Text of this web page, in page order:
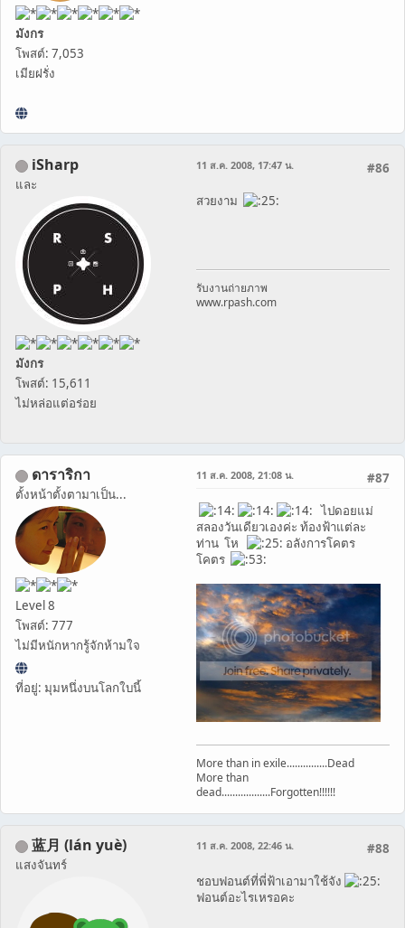
มังกร
โพสต์: 7,053
เมียฝรั่ง
iSharp
และ
มังกร
โพสต์: 15,611
ไม่หล่อแต่อร่อย
#86
11 ส.ค. 2008, 17:47 น.
สวยงาม
รับงานถ่ายภาพ
www.rpash.com
ดาราริกา
ตั้งหน้าตั้งตามาเป็น...
Level 8
โพสต์: 777
ไม่มีหนักหากรู้จักห้ามใจ
ที่อยู่: มุมหนึ่งบนโลกใบนี้
#87
11 ส.ค. 2008, 21:08 น.
ไปดอยแม่
สลองวันเดียวเองค่ะ ท้องฟ้าแต่ละ
ท่าน โห
อลังการโคตร
โคตร
More than in exile...............Dead
More than
dead..................Forgotten!!!!!!
蓝月 (lán yuè)
แสงจันทร์
#88
11 ส.ค. 2008, 22:46 น.
ชอบฟอนต์ที่พี่ฟ้าเอามาใช้จัง
ฟอนต์อะไรเหรอคะ